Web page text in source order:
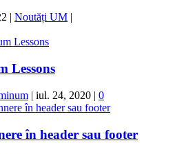
Noutăți UM
Lessons
| iul. 24, 2020 | 0
în header sau footer